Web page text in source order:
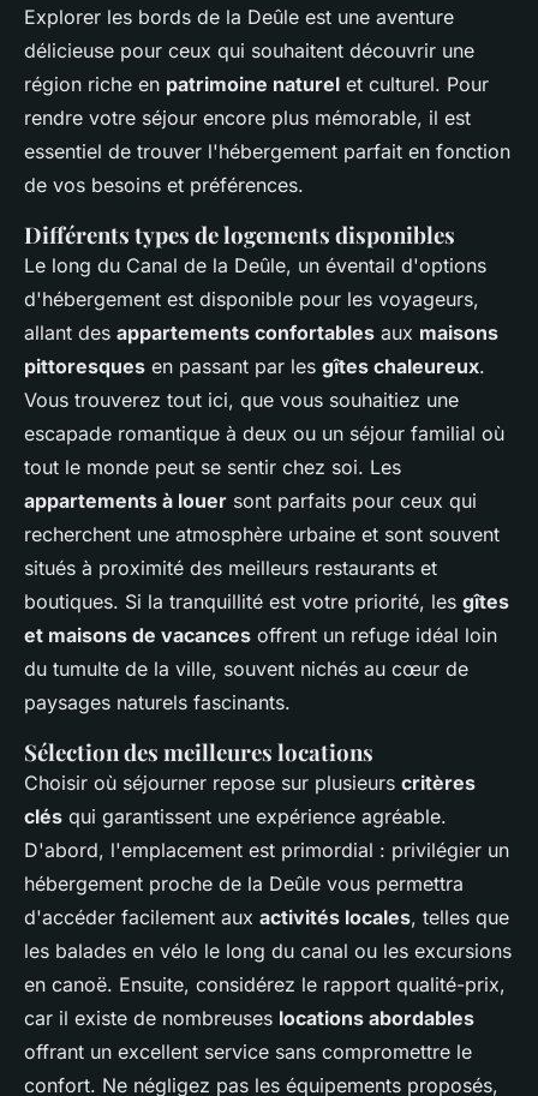
Explorer les bords de la Deûle est une aventure
délicieuse pour ceux qui souhaitent découvrir une
région riche en patrimoine naturel et culturel. Pour
rendre votre séjour encore plus mémorable, il est
essentiel de trouver l'hébergement parfait en fonction
de vos besoins et préférences.
Différents types de logements disponibles
Le long du Canal de la Deûle, un éventail d'options
d'hébergement est disponible pour les voyageurs,
allant des appartements confortables aux maisons
pittoresques en passant par les gîtes chaleureux.
Vous trouverez tout ici, que vous souhaitiez une
escapade romantique à deux ou un séjour familial où
tout le monde peut se sentir chez soi. Les
appartements à louer sont parfaits pour ceux qui
recherchent une atmosphère urbaine et sont souvent
situés à proximité des meilleurs restaurants et
boutiques. Si la tranquillité est votre priorité, les gîtes
et maisons de vacances offrent un refuge idéal loin
du tumulte de la ville, souvent nichés au cœur de
paysages naturels fascinants.
Sélection des meilleures locations
Choisir où séjourner repose sur plusieurs critères
clés qui garantissent une expérience agréable.
D'abord, l'emplacement est primordial : privilégier un
hébergement proche de la Deûle vous permettra
d'accéder facilement aux activités locales, telles que
les balades en vélo le long du canal ou les excursions
en canoë. Ensuite, considérez le rapport qualité-prix,
car il existe de nombreuses locations abordables
offrant un excellent service sans compromettre le
confort. Ne négligez pas les équipements proposés,